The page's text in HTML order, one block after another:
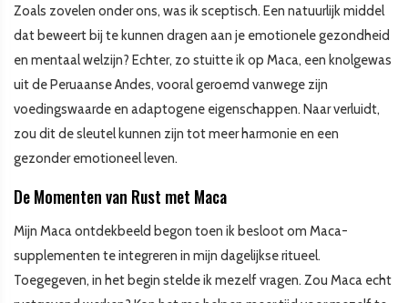
Zoals zovelen onder ons, was ik sceptisch. Een natuurlijk middel
dat beweert bij te kunnen dragen aan je emotionele gezondheid
en mentaal welzijn? Echter, zo stuitte ik op Maca, een knolgewas
uit de Peruaanse Andes, vooral geroemd vanwege zijn
voedingswaarde en adaptogene eigenschappen. Naar verluidt,
zou dit de sleutel kunnen zijn tot meer harmonie en een
gezonder emotioneel leven.
De Momenten van Rust met Maca
Mijn Maca ontdekbeeld begon toen ik besloot om Maca-
supplementen te integreren in mijn dagelijkse ritueel.
Toegegeven, in het begin stelde ik mezelf vragen. Zou Maca echt